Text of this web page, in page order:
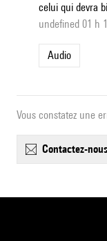
celui qui devra
undefined 01 h
Audio
Vous constatez une
contactez-nous